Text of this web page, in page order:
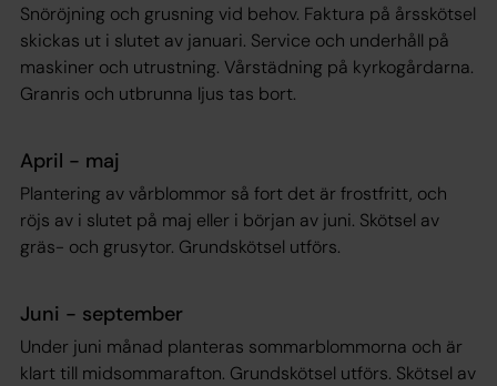
Snöröjning och grusning vid behov. Faktura på årsskötsel
skickas ut i slutet av januari. Service och underhåll på
maskiner och utrustning. Vårstädning på kyrkogårdarna.
Granris och utbrunna ljus tas bort.
April - maj
Plantering av vårblommor så fort det är frostfritt, och
röjs av i slutet på maj eller i början av juni. Skötsel av
gräs- och grusytor. Grundskötsel utförs.
Juni - september
Under juni månad planteras sommarblommorna och är
klart till midsommarafton. Grundskötsel utförs. Skötsel av